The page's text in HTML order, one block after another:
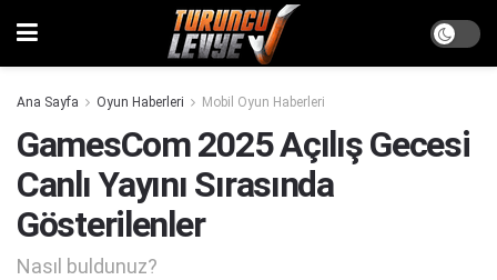
Ana Sayfa Oyun Haberleri Mobil Oyun Haberleri
GamesCom 2025 Açılış Gecesi
Canlı Yayını Sırasında
Gösterilenler
Nasıl buldunuz?